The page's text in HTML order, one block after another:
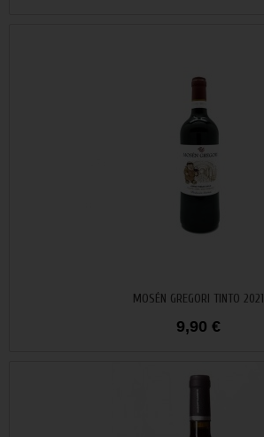
Añadir al carritoMOSÉN GREGORI TINTO 2021
9,90 €